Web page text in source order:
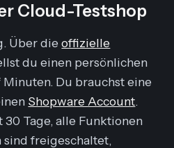
Cloud-Testshop
Über dieoffizielle
du einen persönlichen
Du brauchst eine
Shopware Account.
Tage, alle Funktionen
freigeschaltet,